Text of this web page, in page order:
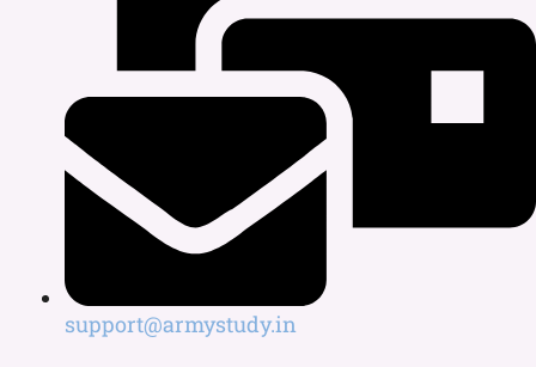
support@armystudy.in